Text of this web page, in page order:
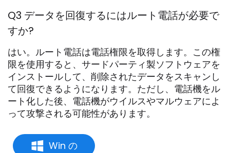
Q3 データを回復するにはルート電話が必要で
すか?
はい。ルート電話は電話権限を取得します。この権
限を使用すると、サードパーティ製ソフトウェアを
インストールして、削除されたデータをスキャンし
て回復できるようになります。ただし、電話機をル
ート化した後、電話機がウイルスやマルウェアによ
って攻撃される可能性があります。
Win の